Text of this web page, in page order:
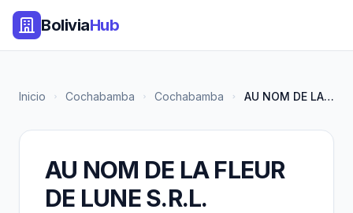
BoliviaHub
Inicio Cochabamba Cochabamba AU NOM DE LA FLEUR DE LUNE S.R...
AU NOM DE LA FLEUR
DE LUNE S.R.L.